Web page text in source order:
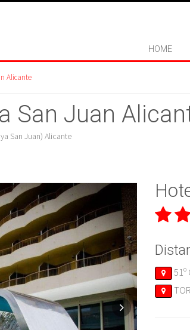
HOME
Alicante
San Juan
San Juan) Alicante
51º